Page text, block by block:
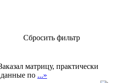
Сбросить фильтр
матрицу, практически
данные по ...»